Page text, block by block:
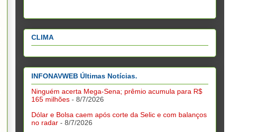
CLIMA
INFONAVWEB Últimas Notícias.
Ninguém acerta Mega-Sena; prêmio acumula para R$
165 milhões - 8/7/2026
Dólar e Bolsa caem após corte da Selic e com balanços
no radar - 8/7/2026